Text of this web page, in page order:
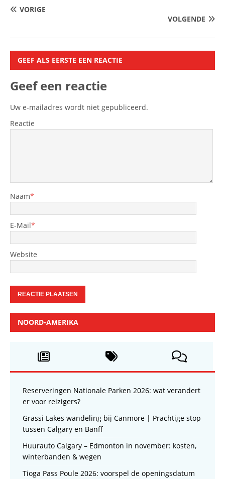
VORIGE
VOLGENDE
GEEF ALS EERSTE EEN REACTIE
Geef een reactie
Uw e-mailadres wordt niet gepubliceerd.
Reactie
Naam*
E-Mail*
Website
NOORD-AMERIKA
Reserveringen Nationale Parken 2026: wat verandert
er voor reizigers?
Grassi Lakes wandeling bij Canmore | Prachtige stop
tussen Calgary en Banff
Huurauto Calgary – Edmonton in november: kosten,
winterbanden & wegen
Tioga Pass Poule 2026: voorspel de openingsdatum